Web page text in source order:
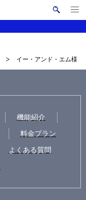
検
メ
ニ
く
イー・アンド・エム様
機能紹介
料金プラン
よくある質問